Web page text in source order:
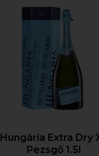
Hungária Extra Dry
Pezsgő 1.5l